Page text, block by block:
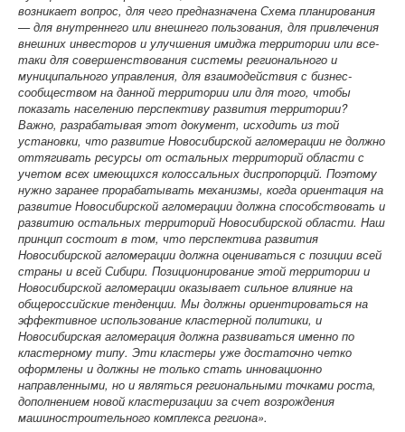
возникает вопрос, для чего предназначена Схема планирования
— для внутреннего или внешнего пользования, для привлечения
внешних инвесторов и улучшения имиджа территории или все-
таки для совершенствования системы регионального и
муниципального управления, для взаимодействия с бизнес-
сообществом на данной территории или для того, чтобы
показать населению перспективу развития территории?
Важно, разрабатывая этот документ, исходить из той
установки, что развитие Новосибирской агломерации не должно
оттягивать ресурсы от остальных территорий области с
учетом всех имеющихся колоссальных диспропорций. Поэтому
нужно заранее прорабатывать механизмы, когда ориентация на
развитие Новосибирской агломерации должна способствовать и
развитию остальных территорий Новосибирской области. Наш
принцип состоит в том, что перспектива развития
Новосибирской агломерации должна оцениваться с позиции всей
страны и всей Сибири. Позиционирование этой территории и
Новосибирской агломерации оказывает сильное влияние на
общероссийские тенденции. Мы должны ориентироваться на
эффективное использование кластерной политики, и
Новосибирская агломерация должна развиваться именно по
кластерному типу. Эти кластеры уже достаточно четко
оформлены и должны не только стать инновационно
направленными, но и являться региональными точками роста,
дополнением новой кластеризации за счет возрождения
машиностроительного комплекса региона».